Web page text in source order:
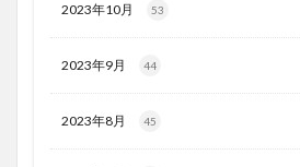
2023年10月 53
2023年9月 44
2023年8月 45